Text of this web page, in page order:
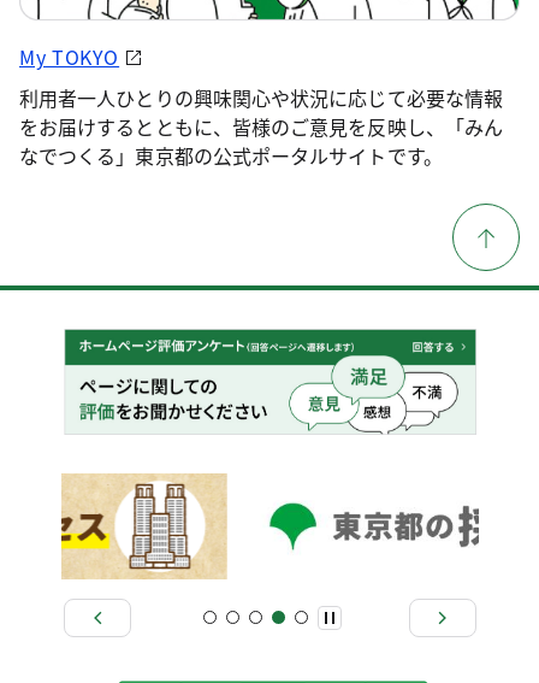
My TOKYO
利用者一人ひとりの興味関心や状況に応じて必要な情報
をお届けするとともに、皆様のご意見を反映し、「みん
なでつくる」東京都の公式ポータルサイトです。